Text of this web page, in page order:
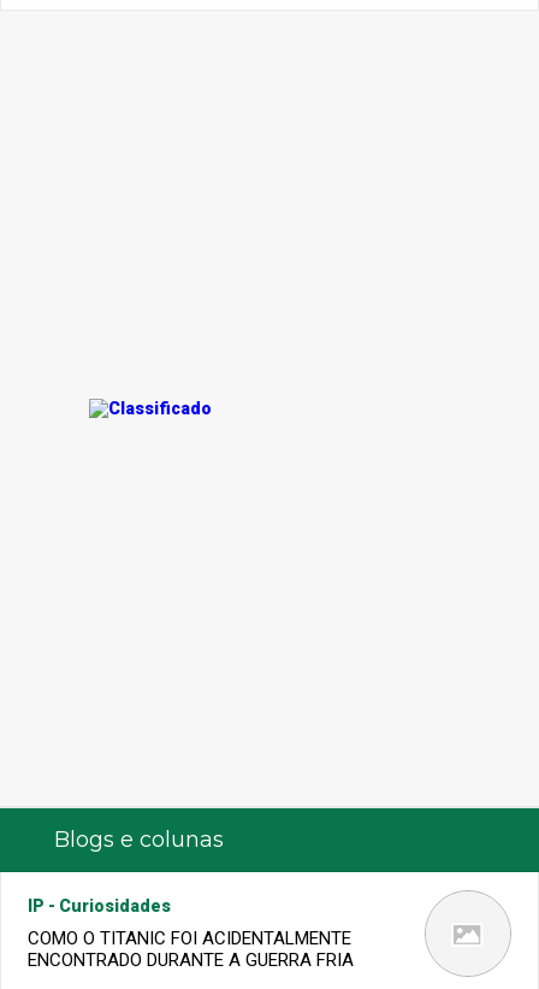
Blogs e colunas
IP - Curiosidades
COMO O TITANIC FOI ACIDENTALMENTE
ENCONTRADO DURANTE A GUERRA FRIA